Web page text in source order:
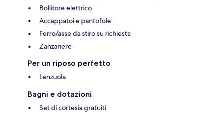
Bollitore elettrico
Accappatoi e pantofole
Ferro/asse da stiro su richiesta
Zanzariere
Per un riposo perfetto
Lenzuola
Bagni e dotazioni
Set di cortesia gratuiti